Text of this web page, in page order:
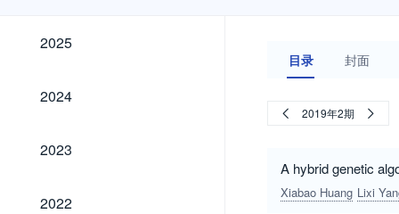
2025
2025
2024
2024
2023
2023
2022
2022
目录 封面
2019年2期
A hybrid genetic
Xiabao Huang Lixi